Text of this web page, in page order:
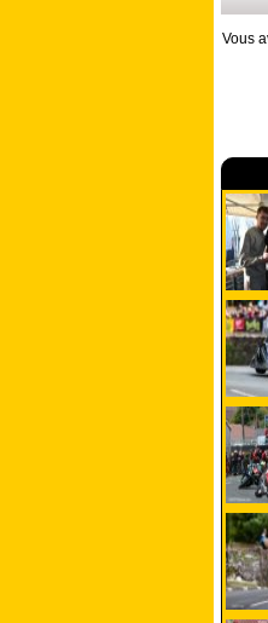
Vous